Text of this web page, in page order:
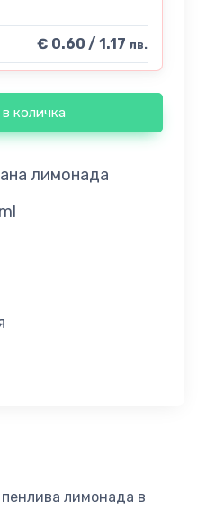
€ 0.60 / 1.17 лв.
количка
лимонада
лимонада в